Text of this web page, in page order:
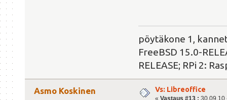
pöytäkone 1,
FreeBSD 15.0-
RELEASE; RPi 2:
Asmo Koskinen Vs: Libreoffice
« Vastaus #13 : 30.09.10